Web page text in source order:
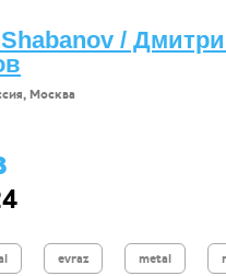
/
Москва
evraz metal